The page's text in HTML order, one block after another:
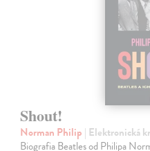
Shout!
Norman Philip | Elektronická
Biografia Beatles od Philipa